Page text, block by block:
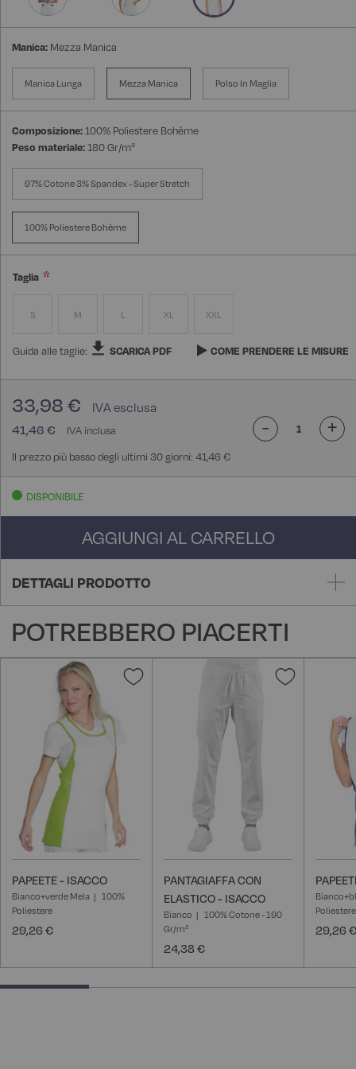
Manica: Mezza Manica
Manica Lunga Mezza Manica Polso In Maglia
Composizione:100% Poliestere Bohème
Peso materiale:180 Gr/m²
97% Cotone 3% Spandex - Super Stretch
100% Poliestere Bohème
Taglia
S M L XL XXL
Guida alle taglie: SCARICA PDF COME PRENDERE LE MISURE
41,46 €
33,98 €
Il prezzo più basso degli ultimi 30 giorni: 41,46 €
- +
DISPONIBILE
AGGIUNGI AL CARRELLO
DETTAGLI PRODOTTO
POTREBBERO PIACERTI
Aggiungi
PAPEETE - ISACCO
Bianco+verde Mela
100%
Poliestere
29,26 €
Aggiungi
desideri
PANTAGIAFFA CON
ELASTICO - ISACCO
Bianco
100% Cotone - 190
Gr/m²
24,38 €
Poliestere
29,26 €
25% completed